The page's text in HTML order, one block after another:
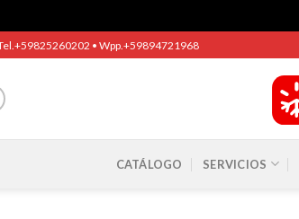
• Wpp.+59894721968
CATÁLOGO SERVICIOS